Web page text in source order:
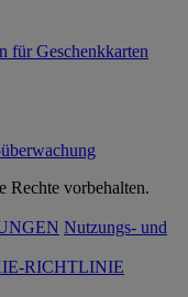
für Geschenkkarten
vorbehalten.
Nutzungs- und
RICHTLINIE